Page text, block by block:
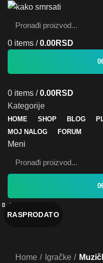
0 items / 0.00RSD
0 items / 0.00RSD
Kategorije
HOME SHOP BLOG
MOJ NALOG
FORUM
Meni
Home Igračke
Zatvori
Zatvori
Zatvori
Zatvori
RASPRODATO
Zatvori
Zatvori
Zatvori
RASPRODATO
Zatvori